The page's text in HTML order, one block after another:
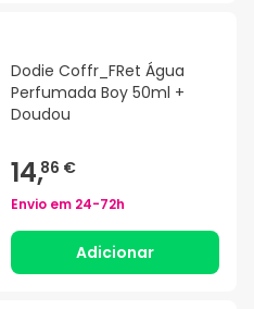
Dodie Coffr_FRet Água
Perfumada Boy 50ml +
Doudou
14,86 €
Envio em 24-72h
Adicionar